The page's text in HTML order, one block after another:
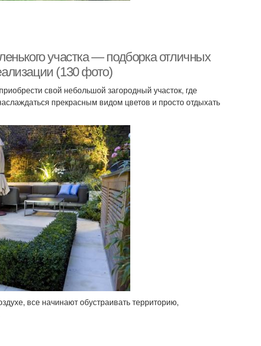
участка — подборка отличных
(130 фото)
свой небольшой загородный участок, где
прекрасным видом цветов и просто отдыхать
все начинают обустраивать территорию,